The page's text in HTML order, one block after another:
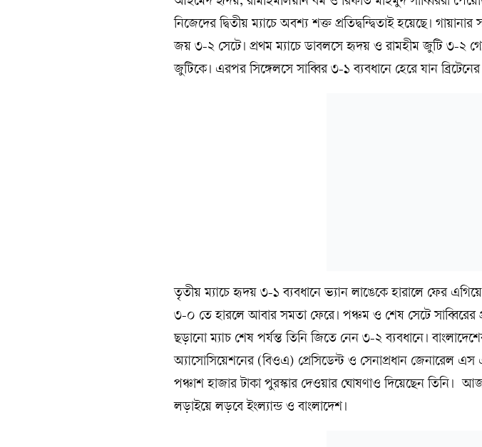
নিজেদের দ্বিতীয় ম্যাচে অবশ্য শক্ত প্রতিদ্বন্দ্বিতাই হয়েছে।
জয় ৩-২ সেটে। প্রথম ম্যাচে ডাবলসে হৃদয় ও রামহীম জুটি ৩-২
জুটিকে। এরপর সিঙ্গেলসে সাব্বির ৩-১ ব্যবধানে হেরে যান ব্রিটেনের
তৃতীয় ম্যাচে হৃদয় ৩-১ ব্যবধানে ভ্যান লাঙেকে হারালে ফের এগিয়ে
৩-০ তে হারলে আবার সমতা ফেরে। পঞ্চম ও শেষ সেটে সাব্বিরের
ছড়ানো ম্যাচ শেষ পর্যন্ত তিনি জিতে নেন ৩-২ ব্যবধানে।
অ্যাসোসিয়েশনের (বিওএ) প্রেসিডেন্ট ও সেনাপ্রধান জেনারেল
পঞ্চাশ হাজার টাকা পুরস্কার দেওয়ার ঘোষণাও দিয়েছেন তিনি।
লড়াইয়ে লড়বে ইংল্যান্ড ও বাংলাদেশ।